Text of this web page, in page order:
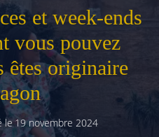
et week-ends
vous pouvez
êtes originaire
le 19 novembre 2024